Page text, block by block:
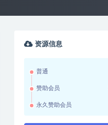
资源信息
普通
赞助会员
永久赞助会员